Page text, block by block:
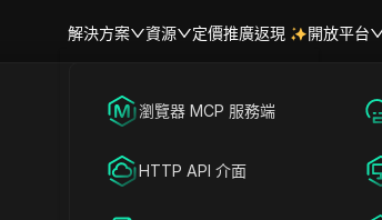
解決方案
海外社媒營銷
廣告投放
資源 定價推廣返現 開放平台
瀏覽器 MCP 服務端
HTTP API 介面
有效的 711Proxy 優惠券和